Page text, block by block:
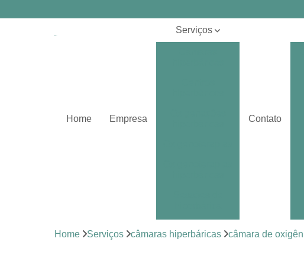
Home Empresa
Serviços
oxigenoterapia
Contato
Home Serviços câmaras hiperbáricas câmara de